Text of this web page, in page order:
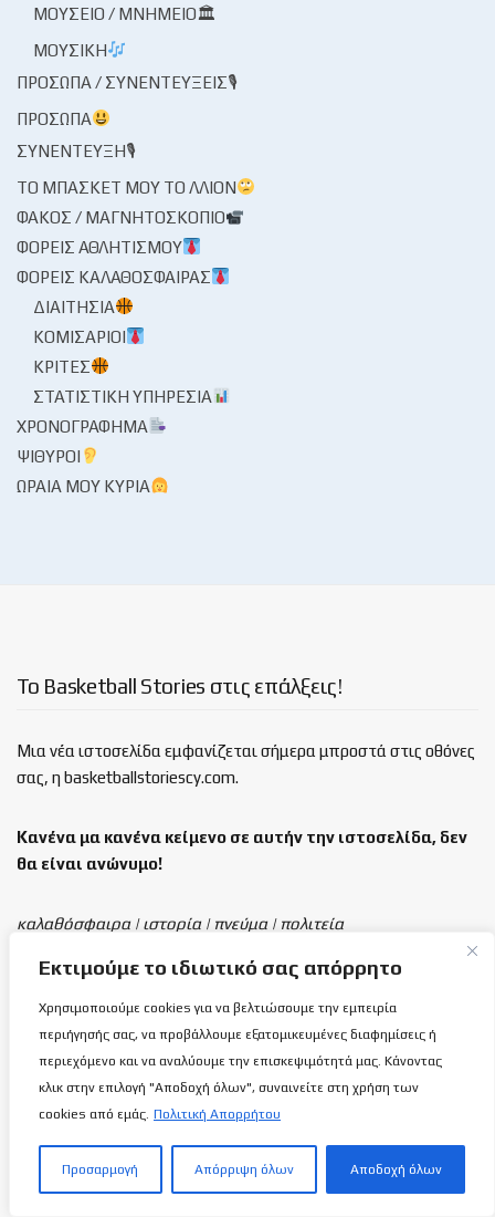
Εκτιμούμε το ιδιωτικό σας απόρρητο
Χρησιμοποιούμε cookies για να βελτιώσουμε την εμπειρία
περιήγησής σας, να προβάλλουμε εξατομικευμένες διαφημίσεις ή
περιεχόμενο και να αναλύουμε την επισκεψιμότητά μας. Κάνοντας
κλικ στην επιλογή "Αποδοχή όλων", συναινείτε στη χρήση των
cookies από εμάς. Πολιτική Απορρήτου
Προσαρμογή Απόρριψη όλων Αποδοχή όλων
ΜΟΥΣΕΊΟ / ΜΝΗΜΕΊΟ🏛
ΜΟΥΣΙΚΉ
ΠΡΌΣΩΠΑ / ΣΥΝΕΝΤΕΎΞΕΙΣ🎙
ΠΡΌΣΩΠΑ
ΣΥΝΈΝΤΕΥΞΗ🎙
ΤΟ ΜΠΆΣΚΕΤ ΜΟΥ ΤΟ ΛΛΊΟΝ
ΦΑΚΌΣ / ΜΑΓΝΗΤΟΣΚΌΠΙΟ
ΦΟΡΕΊΣ ΑΘΛΗΤΙΣΜΟΎ
ΦΟΡΕΊΣ ΚΑΛΑΘΌΣΦΑΙΡΑΣ
ΔΙΑΙΤΗΣΊΑ
ΚΟΜΙΣΆΡΙΟΙ
ΚΡΙΤΈΣ
ΣΤΑΤΙΣΤΙΚΉ ΥΠΗΡΕΣΊΑ
ΧΡΟΝΟΓΡΆΦΗΜΑ
ΨΊΘΥΡΟΙ
ΩΡΑΊΑ ΜΟΥ ΚΥΡΊΑ
Το Basketball Stories στις επάλξεις!
Μια νέα ιστοσελίδα εμφανίζεται σήμερα μπροστά στις οθόνες
σας, η basketballstoriescy.com.
Κανένα μα κανένα κείμενο σε αυτήν την ιστοσελίδα, δεν
θα είναι ανώνυμο!
καλαθόσφαιρα | ιστορία | πνεύμα | πολιτεία
Τελευταία άρθρα
Κύπρος-Ουκρανία 55-62: Δεν ήθελε ούτε
η τύχη τους νεαρούς μας…
9 ΑΥΓΟΎΣΤΟΥ 2026
Προς ΑΠΟΕΛ «οδεύει» ο Παναγιώτης
Μάρκου!